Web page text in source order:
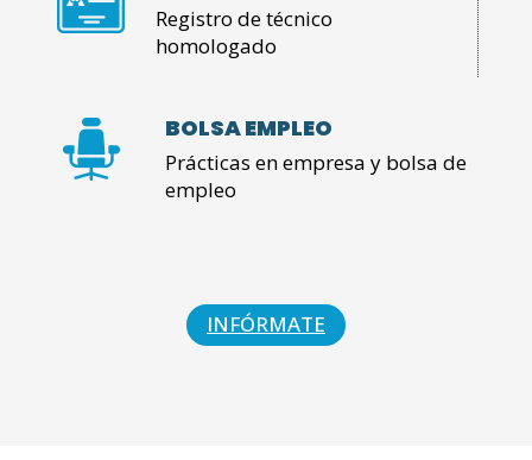
Registro de técnico
homologado
BOLSA EMPLEO
Prácticas en empresa y bolsa de
empleo
INFÓRMATE